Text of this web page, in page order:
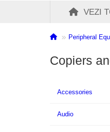
VEZI
Peripheral
Copiers
Accessories
Audio